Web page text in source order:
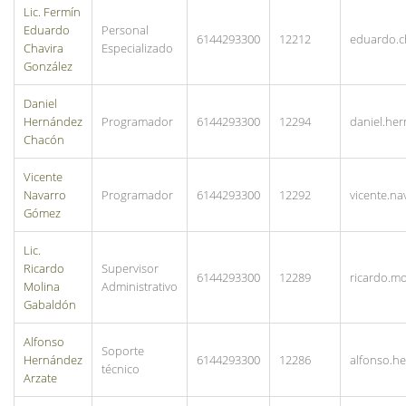
Lic. Fermín
Eduardo
Chavira
González
Personal
Especializado
6144293300 12212
Daniel
Hernández
Chacón
Programador 6144293300 12294
Vicente
Navarro
Gómez
Programador 6144293300 12292
Lic.
Ricardo
Molina
Gabaldón
Supervisor
Administrativo
6144293300 12289
Alfonso
Hernández
Arzate
Soporte
técnico
6144293300 12286